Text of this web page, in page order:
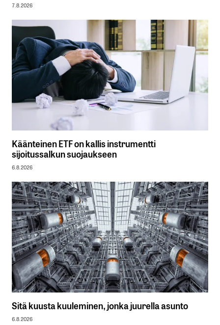
7.8.2026
Käänteinen ETF on kallis instrumentti
sijoitussalkun suojaukseen
6.8.2026
Sitä kuusta kuuleminen, jonka juurella asunto
6.8.2026